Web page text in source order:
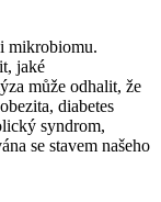
mikrobiomu.
jaké
může odhalit, že
diabetes
syndrom,
se stavem našeho